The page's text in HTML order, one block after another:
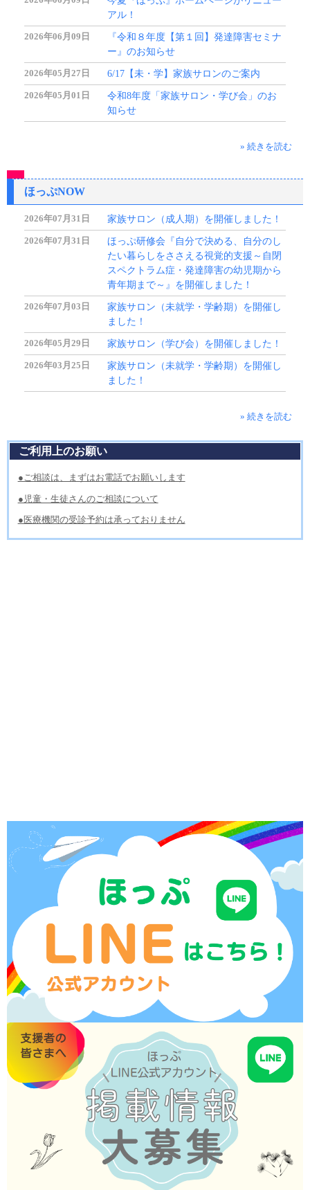
アル！
2026年06月09日
『令和８年度【第１回】発達障害セミナ
ー』のお知らせ
2026年05月27日 6/17【未・学】家族サロンのご案内
2026年05月01日
令和8年度「家族サロン・学び会」のお
知らせ
» 続きを読む
ほっぷNOW
2026年07月31日 家族サロン（成人期）を開催しました！
2026年07月31日
ほっぷ研修会『自分で決める、自分のし
たい暮らしをささえる視覚的支援～自閉
スペクトラム症・発達障害の幼児期から
青年期まで～』を開催しました！
2026年07月03日
家族サロン（未就学・学齢期）を開催し
ました！
2026年05月29日 家族サロン（学び会）を開催しました！
2026年03月25日
家族サロン（未就学・学齢期）を開催し
ました！
» 続きを読む
ご利用上のお願い
●ご相談は、まずはお電話でお願いします
●児童・生徒さんのご相談について
●医療機関の受診予約は承っておりません